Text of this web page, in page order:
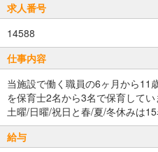
求人番号
14588
仕事内容
当施設で働く職員の6ヶ月から11
を保育士2名から3名で保育してい
土曜/日曜/祝日と春/夏/冬休みは15
給与